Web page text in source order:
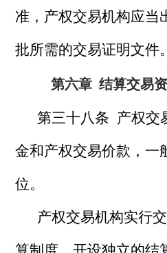
准，产权交易机构应当
批所需的交易证明文件。
第六章 结算交易
第三十八条 产权交
金和产权交易价款，一
位。
产权交易机构实行